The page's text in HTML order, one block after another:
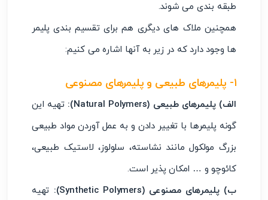
طبقه بندی می شوند.
همچنین ملاک های دیگری هم برای تقسیم بندی پلیمر
ها وجود دارد که در زیر به آنها اشاره می کنیم:
۱- پلیمرهای طبیعی و پلیمرهای مصنوعی
الف) پلیمرهای طبیعی (Natural Polymers):
تهیه این
گونه پلیمرها با تغییر دادن و به عمل آوردن مواد طبیعی
بزرگ مولکول مانند نشاسته، سلولوز، لاستیک طبیعی،
کائوچو و … امکان پذیر است.
ب) پلیمرهای مصنوعی (Synthetic Polymers):
تهیه